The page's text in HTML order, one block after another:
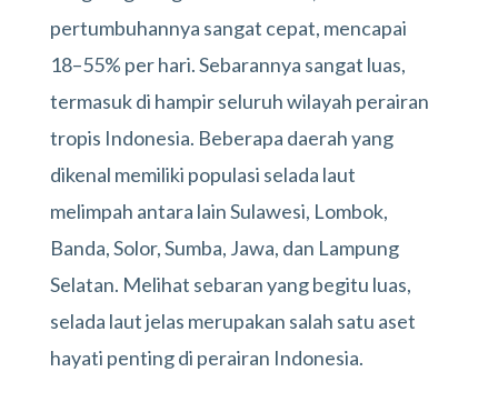
pertumbuhannya sangat cepat, mencapai
18–55% per hari. Sebarannya sangat luas,
termasuk di hampir seluruh wilayah perairan
tropis Indonesia. Beberapa daerah yang
dikenal memiliki populasi selada laut
melimpah antara lain Sulawesi, Lombok,
Banda, Solor, Sumba, Jawa, dan Lampung
Selatan. Melihat sebaran yang begitu luas,
selada laut jelas merupakan salah satu aset
hayati penting di perairan Indonesia.